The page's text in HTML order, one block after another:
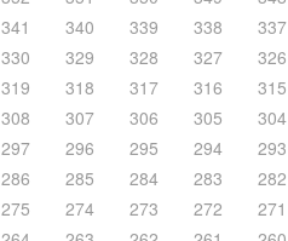
341 340 339 338 337
330 329 328 327 326
319 318 317 316 315
308 307 306 305 304
297 296 295 294 293
286 285 284 283 282
275 274 273 272 271